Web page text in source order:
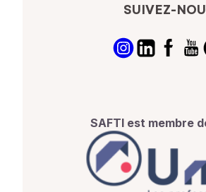
SUIVEZ-
SAFTI est membre